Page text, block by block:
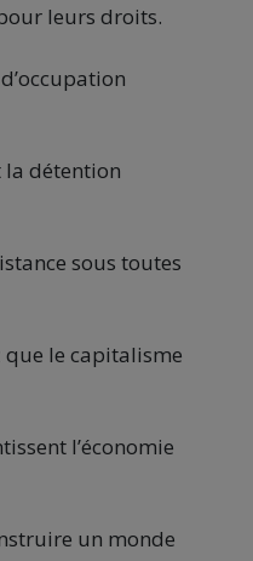
leurs droits.
la détention
sous toutes
que le capitalisme
l’économie
un monde